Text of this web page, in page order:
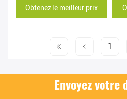
Obtenez le meilleur prix
1
Envoyez votre